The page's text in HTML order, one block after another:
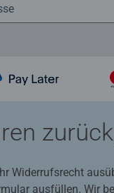
Widerrufsrecht
ausfüllen. Wir